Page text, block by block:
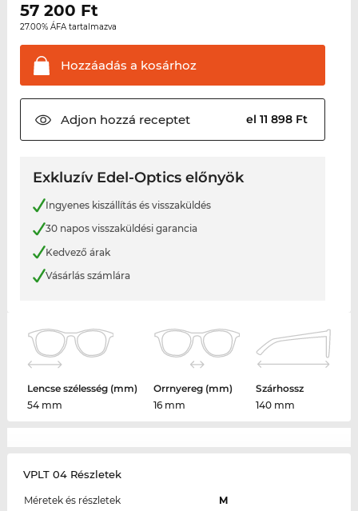
57 200 Ft
27.00% ÁFA tartalmazva
Hozzáadás a kosárhoz
Adjon hozzá receptet el 11 898 Ft
Exkluzív Edel-Optics előnyök
Ingyenes kiszállítás és visszaküldés
30 napos visszaküldési garancia
Kedvező árak
Vásárlás számlára
Lencse szélesség (mm)
54 mm
Orrnyereg (mm)
16 mm
Szárhossz
140 mm
VPLT 04 Részletek
Méretek és részletek
M